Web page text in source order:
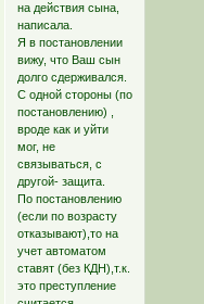
на действия сына,
написала.
Я в постановлении
вижу, что Ваш сын
долго сдерживался.
С одной стороны (по
постановлению) ,
вроде как и уйти
мог, не
связываться, с
другой- защита.
По постановлению
(если по возрасту
отказывают),то на
учет автоматом
ставят (без КДН),т.к.
это преступление